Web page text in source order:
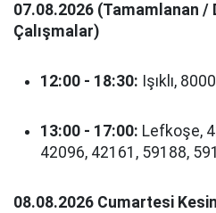
07.08.2026 (Tamamlanan /
Çalışmalar)
12:00 - 18:30: Işıklı,
13:00 - 17:00: Lefkoşe,
42096, 42161, 59188,
08.08.2026 Cumartesi